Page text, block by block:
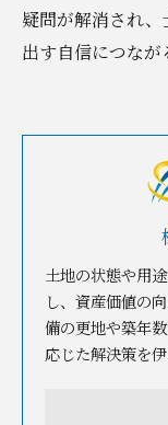
疑問が解消され
出す自信につなが
土地の状態や用
し、資産価値の
備の更地や築年
応じた解決策を